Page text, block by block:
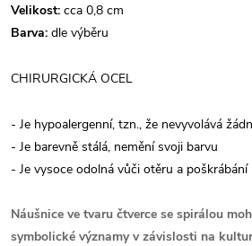
Velikost: cca 0,8 cm
Barva: dle výběru
CHIRURGICKÁ OCEL
- Je hypoalergenní, tzn., že nevyvolává
- Je barevně stálá, nemění svoji barvu
- Je vysoce odolná vůči otěru a poškrábání
Náušnice ve tvaru čtverce se spirálou
symbolické významy v závislosti na